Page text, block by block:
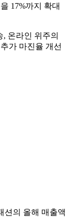
17%까지 확대
온라인 위주의
가 마진율 개선
션의 올해 매출액